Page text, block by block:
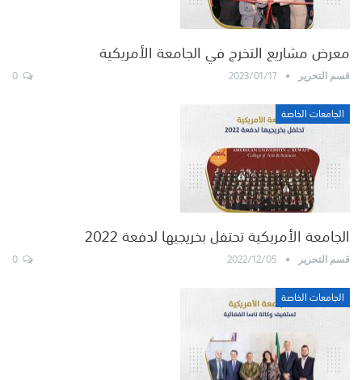
معرض مشاريع التخرج في الجامعة الأمريكية
قسم التحرير 2023/01/17
الجامعات الخاصة
الجامعة الأمريكية تحتفل بخريجيها لدفعة 2022
قسم التحرير 2022/12/05
الجامعات الخاصة